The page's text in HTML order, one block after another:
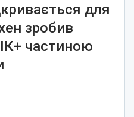
для
зробив
частиною